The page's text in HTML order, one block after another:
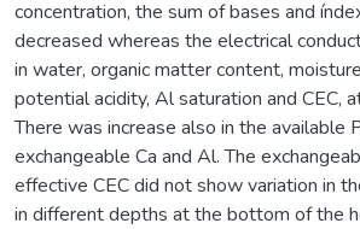
concentration, the sum of bases and
decreased whereas the electrical
in water, organic matter content,
potential acidity, Al saturation and CEC,
There was increase also in the available
exchangeable Ca and Al. The
effective CEC did not show variation in
in different depths at the bottom of the